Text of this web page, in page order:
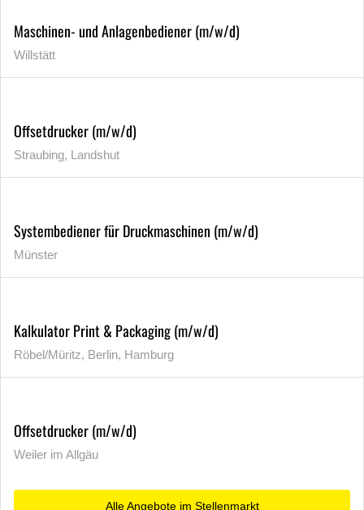
Maschinen- und Anlagenbediener (m/w/d)
Willstätt
Offsetdrucker (m/w/d)
Straubing, Landshut
Systembediener für Druckmaschinen (m/w/d)
Münster
Kalkulator Print & Packaging (m/w/d)
Röbel/Müritz, Berlin, Hamburg
Offsetdrucker (m/w/d)
Weiler im Allgäu
Alle Angebote im Stellenmarkt